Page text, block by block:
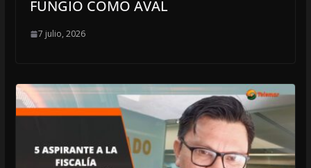
FUNGIÓ COMO AVAL
7 julio, 2026